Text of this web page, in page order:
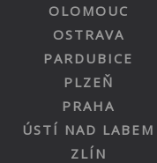
OLOMOUC
OSTRAVA
PARDUBICE
PLZEŇ
PRAHA
ÚSTÍ NAD LABEM
ZLÍN